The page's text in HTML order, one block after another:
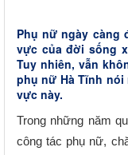
Phụ nữ ngày càng
vực của đời sống
Tuy nhiên, vẫn
phụ nữ Hà Tĩnh
vực này.
Trong những năm
công tác phụ nữ,